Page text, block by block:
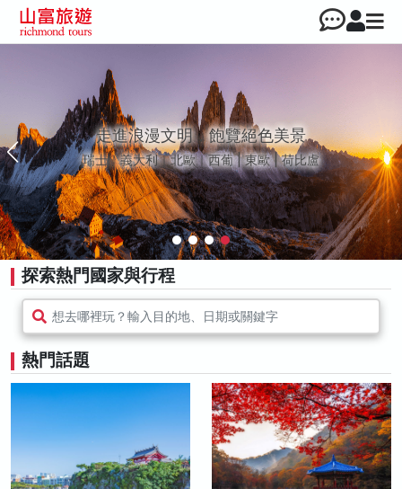
走進浪漫文明，飽覽絕色美景
瑞士｜義大利｜北歐｜西葡 | 東歐 | 荷比盧
探索熱門國家與行程
想去哪裡玩？輸入目的地、日期或關鍵字
熱門話題